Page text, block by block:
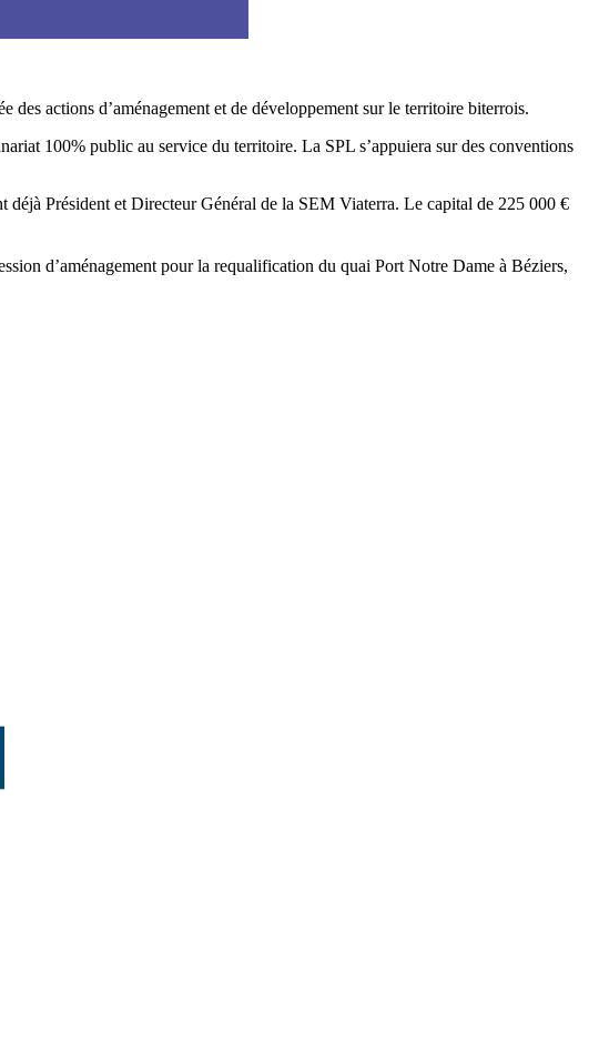
actions d’aménagement et de développement sur le territoire biterrois.
100% public au service du territoire. La SPL s’appuiera sur des conventions
Président et Directeur Général de la SEM Viaterra. Le capital de 225 000 €
d’aménagement pour la requalification du quai Port Notre Dame à Béziers,